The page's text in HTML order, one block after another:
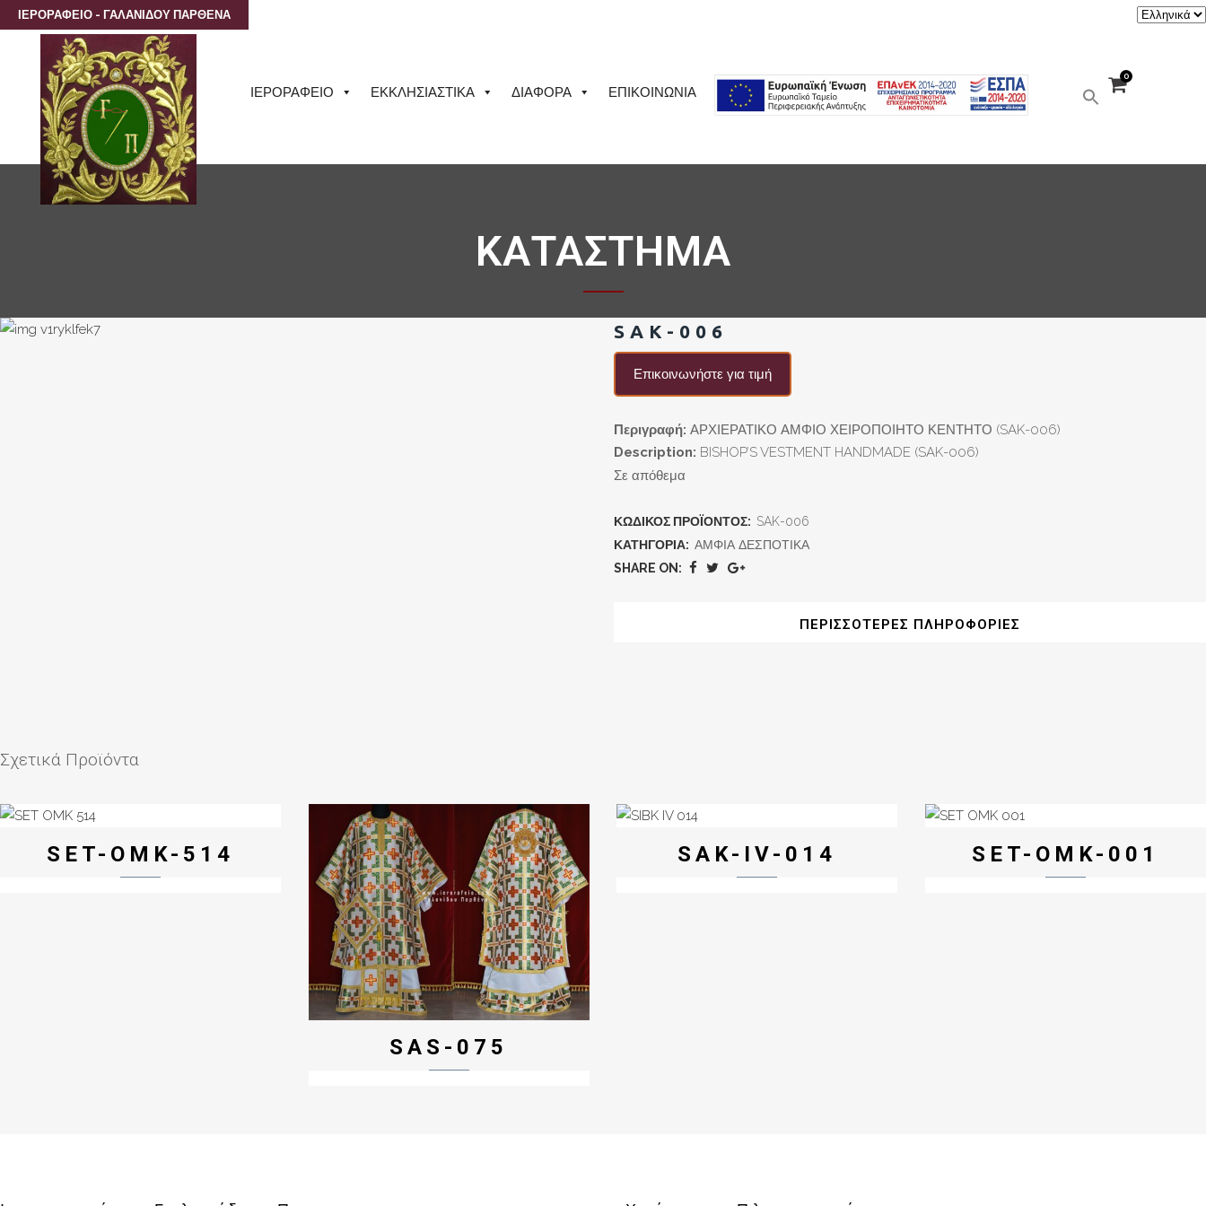
ΙΕΡΟΡΑΦΕΙΟ - ΓΑΛΑΝΙΔΟΥ ΠΑΡΘΕΝΑ Επιλέξτε
0
ΙΕΡΟΡΑΦΕΙΟ ΕΚΚΛΗΣΙΑΣΤΙΚΑ ΔΙΑΦΟΡΑ ΕΠΙΚΟΙΝΩΝΙΑ
ΚΑΤΑΣΤΗΜΑ
SAK-006
Επικοινωνήστε για τιμή
Περιγραφή: ΑΡΧΙΕΡΑΤΙΚΟ ΑΜΦΙΟ ΧΕΙΡΟΠΟΙΗΤΟ ΚΕΝΤΗΤΟ (SAK-006)
Description: BISHOP’S VESTMENT HANDMADE (SAK-006)
Σε απόθεμα
ΚΩΔΙΚΌΣ ΠΡΟΪΌΝΤΟΣ: SAK-006
ΚΑΤΗΓΟΡΊΑ: ΑΜΦΙΑ ΔΕΣΠΟΤΙΚΑ
SHARE ON:
ΠΕΡΙΣΣΌΤΕΡΕΣ ΠΛΗΡΟΦΟΡΊΕΣ
Σχετικά Προϊόντα
SET-OMK-514
SAS-075
SAK-IV-014 SET-OMK-001